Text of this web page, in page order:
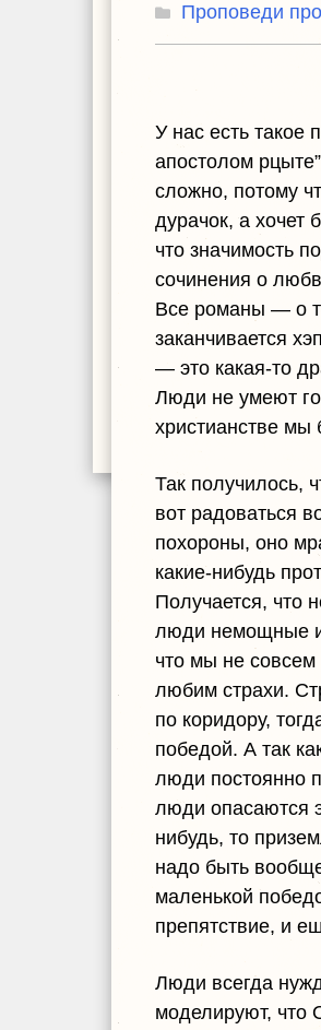
Проповеди
У нас есть такое
апостолом
сложно, потому
дурачок, а хочет
что значимость
сочинения о
Все романы — о
заканчивается
— это какая-то
Люди не умеют
христианстве мы
Так получилось,
вот радоваться
похороны, оно
какие-нибудь
Получается, что
люди немощные и
что мы не
любим страхи.
по коридору,
победой. А так
люди постоянно
люди опасаются
нибудь, то
надо быть
маленькой
препятствие, и
Люди всегда
моделируют, что